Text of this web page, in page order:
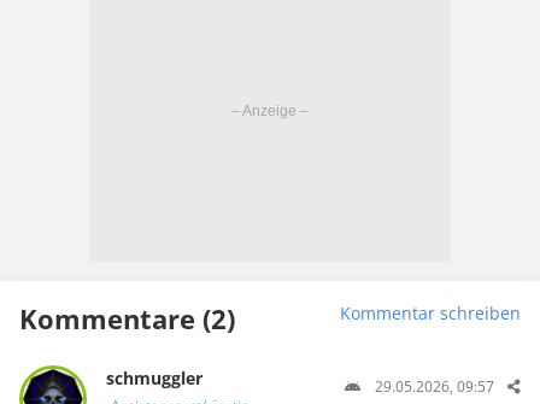
Kommentare (2) Kommentar schreiben
schmuggler 29.05.2026, 09:57